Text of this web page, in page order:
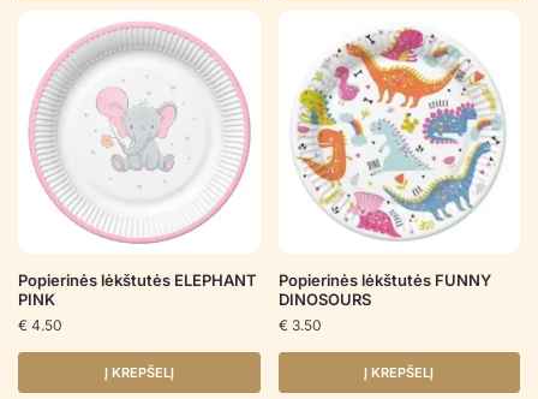
Popierinės lėkštutės ELEPHANT
PINK
€ 4.50
Į KREPŠELĮ
Popierinės lėkštutės FUNNY
DINOSOURS
€ 3.50
Į KREPŠELĮ